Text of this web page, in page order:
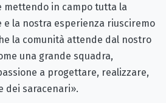
mettendo in campo tutta la
e la nostra esperienza riusciremo
la comunità attende dal nostro
una grande squadra,
a progettare, realizzare,
dei saracenari».